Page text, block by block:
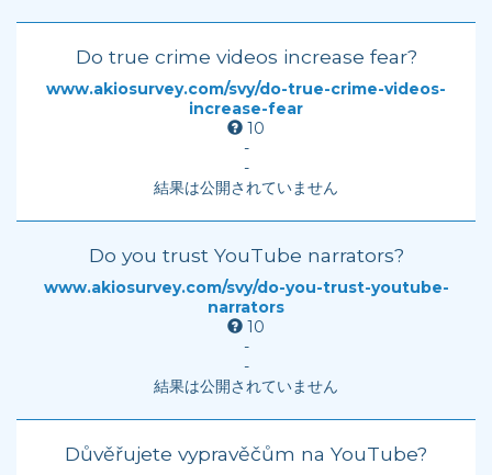
Do true crime videos increase fear?
www.akiosurvey.com/svy/do-true-crime-videos-
increase-fear
10
-
-
結果は公開されていません
Do you trust YouTube narrators?
www.akiosurvey.com/svy/do-you-trust-youtube-
narrators
10
-
-
結果は公開されていません
Důvěřujete vypravěčům na YouTube?